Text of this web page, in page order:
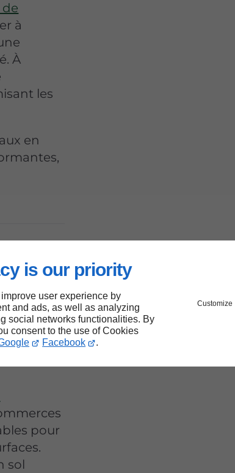
is our priority
user experience by
and ads, as well as analyzing
social networks functionalities. By
consent to the use of Cookies
Facebook .
Customize
à
À
les
en
pour
sol